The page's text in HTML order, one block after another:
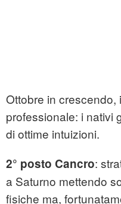
Ottobre in
professionale: i nativi
di ottime intuizioni.
2° posto Cancro:
a Saturno mettendo
fisiche ma,